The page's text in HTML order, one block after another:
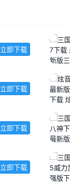
立即下载
立即下载
立即下载
立即下载